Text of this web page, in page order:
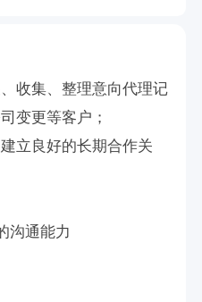
收集、整理意向代理记
变更等客户；
立良好的长期合作关
沟通能力